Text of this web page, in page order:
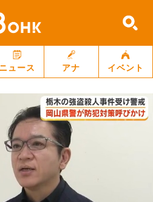
ニュース アナ イベント